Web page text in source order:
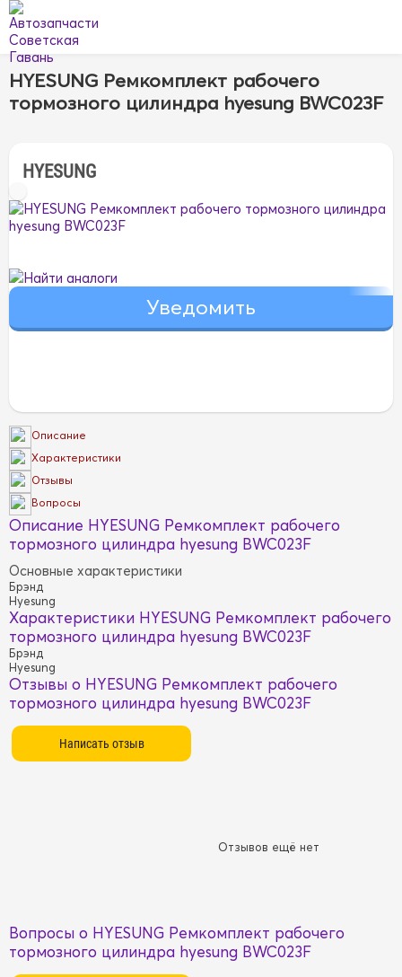
HYESUNG Ремкомплект рабочего
тормозного цилиндра hyesung BWC023F
HYESUNG
Найти аналоги
Описание
Характеристики
Отзывы
Вопросы
Описание HYESUNG Ремкомплект рабочего
тормозного цилиндра hyesung BWC023F
Основные характеристики
Брэнд
Hyesung
Характеристики HYESUNG Ремкомплект рабочего
тормозного цилиндра hyesung BWC023F
Брэнд
Hyesung
Отзывы о HYESUNG Ремкомплект рабочего
тормозного цилиндра hyesung BWC023F
Отзывов ещё нет
Вопросы о HYESUNG Ремкомплект рабочего
тормозного цилиндра hyesung BWC023F